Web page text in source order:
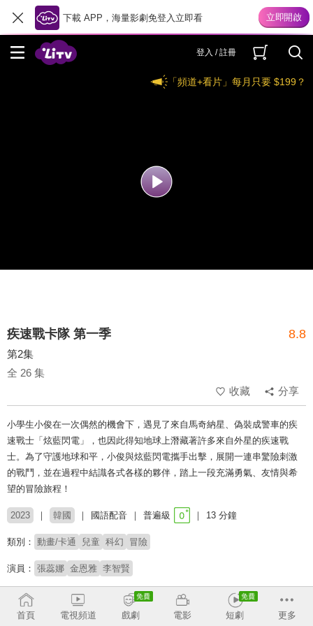
下載 APP，海量影劇免登入立即看
登入 / 註冊
「頻道+看片」每月只要 $199？
疾速戰卡隊 第一季 8.8
第2集
全 26 集
收藏
分享
小學生小俊在一次偶然的機會下，遇見了來自馬奇納星、偽裝成警車的疾
速戰士「炫藍閃電」，也因此得知地球上潛藏著許多來自外星的疾速戰
士。為了守護地球和平，小俊與炫藍閃電攜手出擊，展開一連串驚險刺激
的戰鬥，並在過程中結識各式各樣的夥伴，踏上一段充滿勇氣、友情與希
望的冒險旅程！
2023 韓國 國語配音 普遍級 13 分鐘
類別： 動畫/卡通 兒童 科幻 冒險
演員： 張蕊娜 金恩雅 李智賢
# 友情 # 兒童故事 # 機器人# 爸媽安心
首頁 電視頻道 戲劇 電影 短劇 更多